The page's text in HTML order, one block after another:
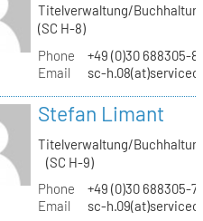
Titelverwaltung/
(SC H-8)
Phone
+49 (0)30 688305-
Email
sc-
Stefan Limant
Titelverwaltung/
(SC H-9)
Phone
+49 (0)30 688305-
Email
sc-